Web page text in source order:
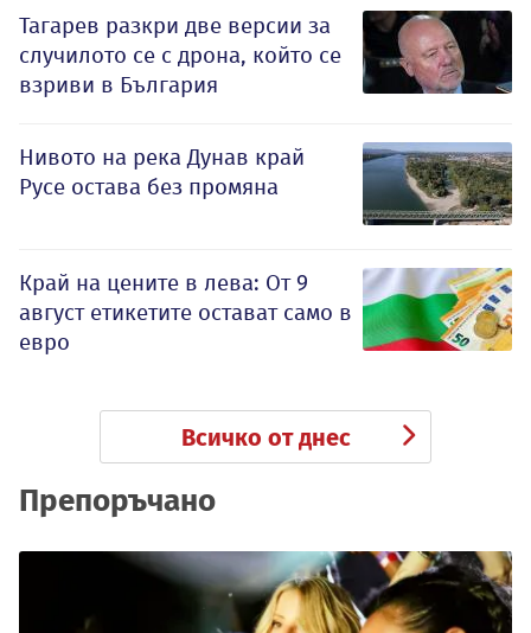
Тагарев разкри две версии за
случилото се с дрона, който се
взриви в България
Нивото на река Дунав край
Русе остава без промяна
Край на цените в лева: От 9
август етикетите остават само в
евро
Всичко от днес
Препоръчано